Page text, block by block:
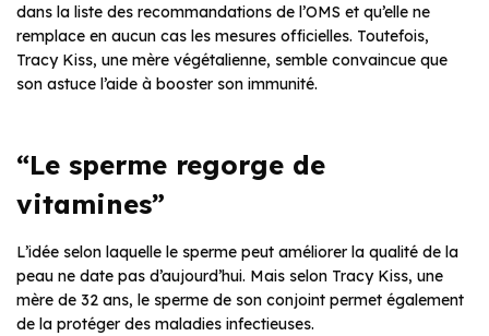
dans la liste des recommandations de l’OMS et qu’elle ne
remplace en aucun cas les mesures officielles. Toutefois,
Tracy Kiss, une mère végétalienne, semble convaincue que
son astuce l’aide à booster son immunité.
“Le sperme regorge de
vitamines”
L’idée selon laquelle le sperme peut améliorer la qualité de la
peau ne date pas d’aujourd’hui. Mais selon Tracy Kiss, une
mère de 32 ans, le sperme de son conjoint permet également
de la protéger des maladies infectieuses.